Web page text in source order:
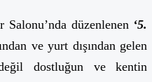
düzenlenen ‘5.
ve yurt dışından gelen
dostluğun ve kentin